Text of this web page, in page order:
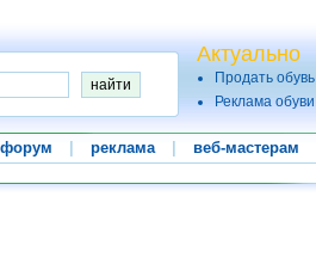
Актуально
Продать обувь
Реклама обуви
форум реклама веб-мастерам